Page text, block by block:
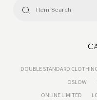
DOUBLE STANDARD
OSLOW
ONLINE LIMITED